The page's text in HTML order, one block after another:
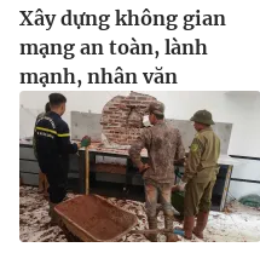
Xây dựng không gian
mạng an toàn, lành
mạnh, nhân văn